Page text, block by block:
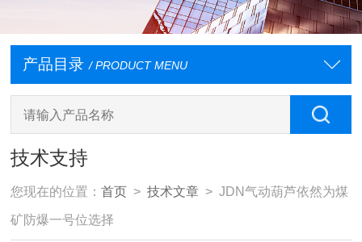
产品目录 / PRODUCT MENU
技术支持
您现在的位置：首页 >技术文章 > JDN气动葫芦依然为煤
矿防爆一号位选择